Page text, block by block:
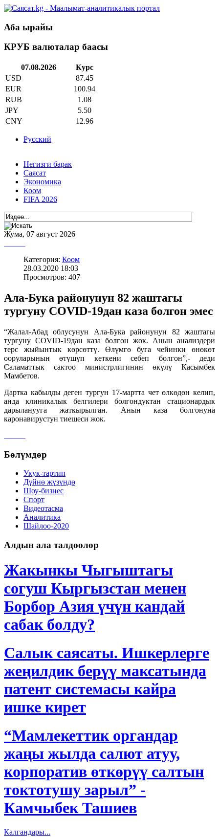
Аба ырайы
КРУБ валюталар баасы
07.08.2026
Курс
USD
87.45
EUR
100.94
RUB
1.08
JPY
5.50
CNY
12.96
Русский
Негизги барак
Саясат
Экономика
Коом
FIFA 2026
Жума, 07 август 2026
Категория: Коом
28.03.2020 18:03
Просмотров: 407
Ала-Бука районунун 82 жаштагы
тургуну COVID-19дан каза болгон эмес
“Жалал-Абад облусунун Ала-Бука районунун 82 жаштагы
тургуну COVID-19дан каза болгон жок. Анын анализдери
терс жыйынтык көрсөттү. Өлүмгө буга чейинки өнөкөт
ооруларынын өтүшүп кеткени себеп болгон”,- деди
Саламаттык сактоо министрлигинин өкүлү Касымбек
Мамбетов.
Дартка кабылды деген тургун 17-мартта чет өлкөдөн келип,
анда клиникалык белгилери болгондуктан стационардык
дарыланууга жаткырылган. Анын каза болгонуна
каронавирустун тиешеси жок.
Бөлүмдөр
Укук-тартип
Дγйнө жүзүндө
Шоу-бизнес
Спорт
Видеотасма
Аналитика
Шайлоо-2020
Алдын ала талдоолор
Жакынкы Чыгыштагы
согуш Кыргызстан менен
Борбор Азия үчүн кандай
сабак болду?
Салык саясаты. Ишкерлерге
жеңилдик берүү максатында
патент системасы кайра
ишке кирет
“Мамлекеттик органдар
жаңы жылда салют атуу,
корпоратив өткөрүү салтын
токтотушу зарыл” -
Камчыбек Ташиев
Калгандары...